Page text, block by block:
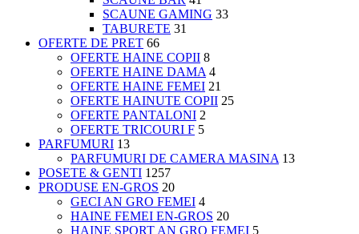
SCAUNE GAMING 33
TABURETE 31
OFERTE DE PRET 66
OFERTE HAINE COPII 8
OFERTE HAINE DAMA 4
OFERTE HAINE FEMEI 21
OFERTE HAINUTE COPII 25
OFERTE PANTALONI 2
OFERTE TRICOURI F 5
PARFUMURI 13
PARFUMURI DE CAMERA MASINA 13
POSETE & GENTI 1257
PRODUSE EN-GROS 20
GECI AN GRO FEMEI 4
HAINE FEMEI EN-GROS 20
HAINE SPORT AN GRO FEMEI 5